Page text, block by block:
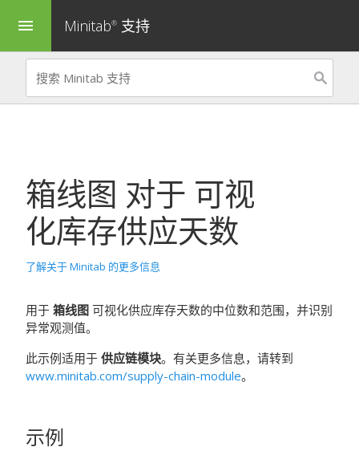
menu Minitab® 支持
箱线图 对于 可视
化库存供应天数
了解关于 Minitab 的更多信息
用于 箱线图 可视化供应库存天数的中位数和范围，并识别
异常观测值。
此示例适用于 供应链模块。有关更多信息，请转到
www.minitab.com/supply-chain-module。
示例